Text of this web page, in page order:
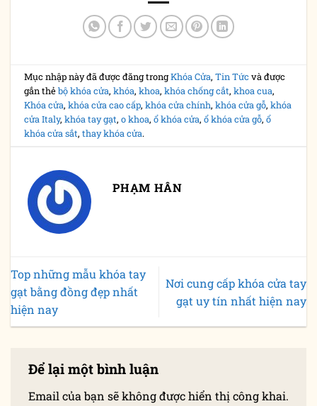
Mục nhập này đã được đăng trongKhóa Cửa,Tin Tức và được
gắn thẻbộ khóa cửa,khóa,khoa,khóa chống cắt,khoa cua,
Khóa cửa,khóa cửa cao cấp,khóa cửa chính,khóa cửa gỗ,khóa
cửa Italy,khóa tay gạt,o khoa,ổ khóa cửa,ổ khóa cửa gỗ,ổ
khóa cửa sắt,thay khóa cửa.
PHẠM HÂN
Top những mẫu khóa tay
gạt bằng đồng đẹp nhất
hiện nay
Nơi cung cấp khóa cửa tay
gạt uy tín nhất hiện nay
Để lại một bình luận
Email của bạn sẽ không được hiển thị công khai.